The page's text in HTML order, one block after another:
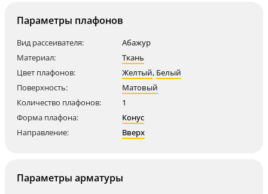
Параметры плафонов
Вид рассеивателя:
Абажур
Материал:
Ткань
Цвет плафонов:
Желтый, Белый
Поверхность:
Матовый
Количество плафонов:
1
Форма плафона:
Конус
Направление:
Вверх
Параметры арматуры